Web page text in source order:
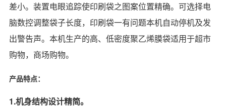
差小。装置电眼追踪使印刷袋之图案位置精确。可选择电
脑数控调整袋子长度，印刷袋一有问题本机自动停机及发
出警告声。本机生产的高、低密度聚乙烯膜袋适用于超市
购物，商场购物。
产品特点：
1.机身结构设计精简。